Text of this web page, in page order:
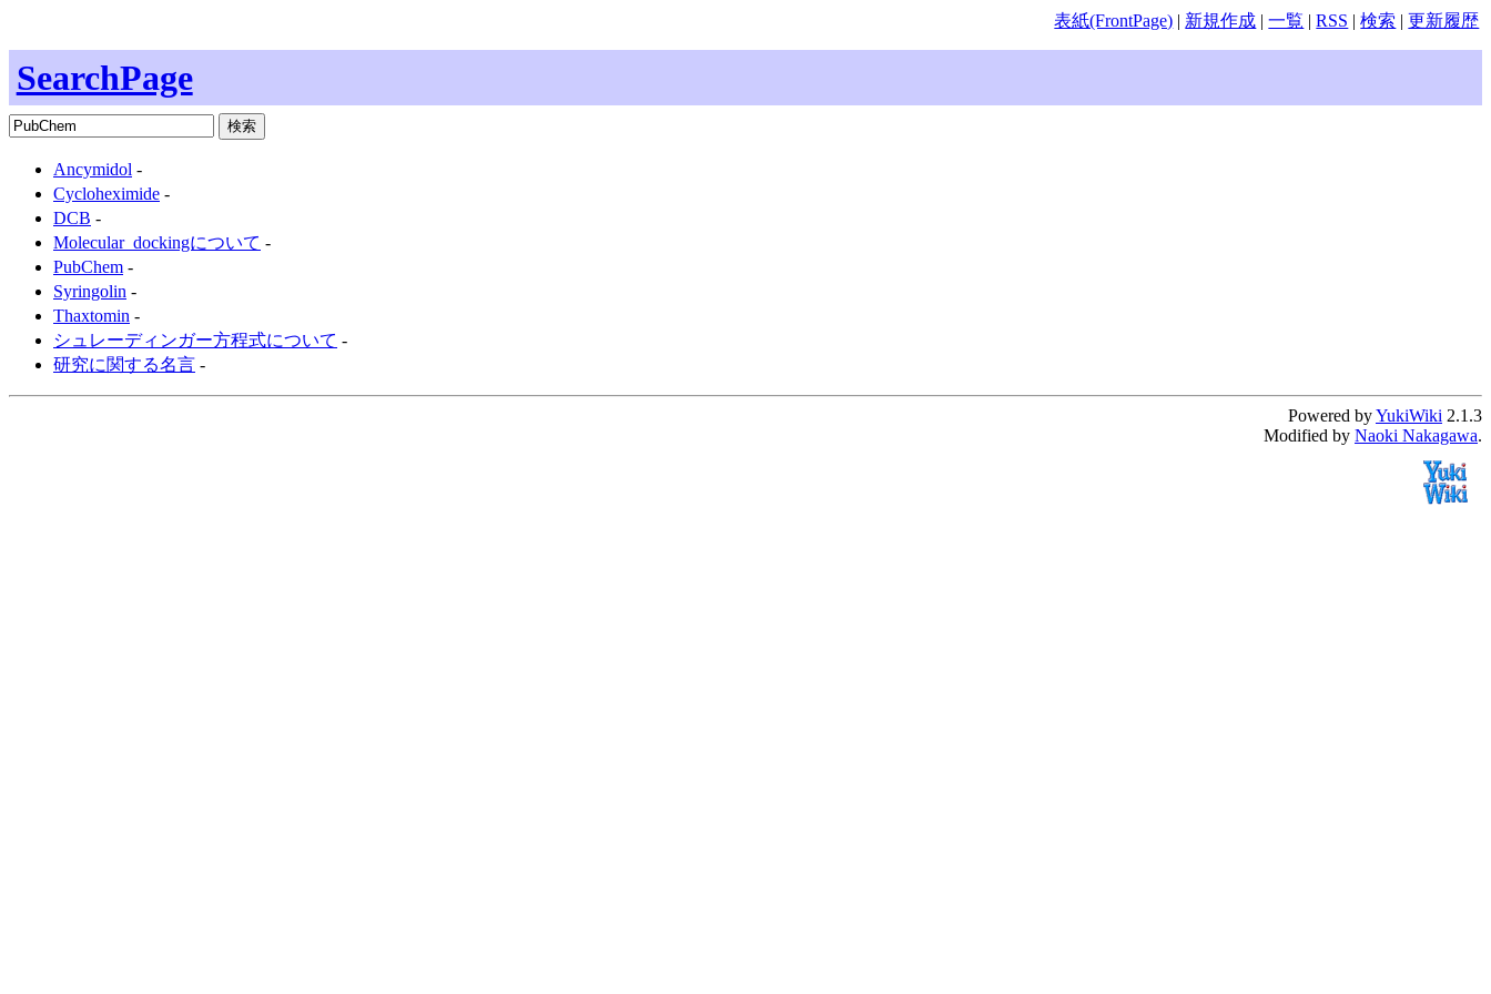
表紙(FrontPage) | 新規作成 |一覧 |RSS |検索 |更新履歴
SearchPage
Ancymidol -
Cycloheximide -
DCB -
Molecular_dockingについて -
PubChem -
Syringolin -
Thaxtomin -
シュレーディンガー方程式について -
研究に関する名言 -
Powered byYukiWiki 2.1.3
Modified by Naoki Nakagawa.